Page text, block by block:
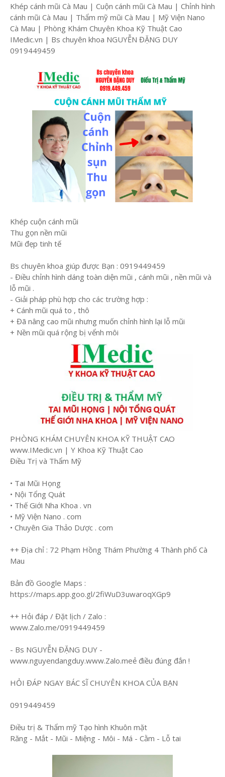
Khép cánh mũi Cà Mau | Cuộn cánh mũi Cà Mau | Chỉnh hình
cánh mũi Cà Mau | Thẩm mỹ mũi Cà Mau | Mỹ Viện Nano
Cà Mau | Phòng Khám Chuyên Khoa Kỹ Thuật Cao
IMedic.vn | Bs chuyên khoa NGUYỄN ĐẶNG DUY
0919449459
Khép cuộn cánh mũi
Thu gọn nền mũi
Mũi đẹp tinh tế
Bs chuyên khoa giúp được Bạn : 0919449459
- Điều chỉnh hình dáng toàn diện mũi , cánh mũi , nền mũi và
lỗ mũi .
- Giải pháp phù hợp cho các trường hợp :
+ Cánh mũi quá to , thô
+ Đã nâng cao mũi nhưng muốn chỉnh hình lại lỗ mũi
+ Nền mũi quá rộng bị vểnh môi
PHÒNG KHÁM CHUYÊN KHOA KỸ THUẬT CAO
www.IMedic.vn | Y Khoa Kỹ Thuật Cao
Điều Trị và Thẩm Mỹ
• Tai Mũi Họng
• Nội Tổng Quát
• Thế Giới Nha Khoa . vn
• Mỹ Viện Nano . com
• Chuyên Gia Thảo Dược . com
++ Địa chỉ : 72 Phạm Hồng Thám Phường 4 Thành phố Cà
Mau
Bản đồ Google Maps :
https://maps.app.goo.gl/2fiWuD3uwaroqXGp9
++ Hỏi đáp / Đặt lịch / Zalo :
www.Zalo.me/0919449459
- Bs NGUYỄN ĐẶNG DUY -
www.nguyendangduy.www.Zalo.meẻ điều đúng đắn !
HỎI ĐÁP NGAY BÁC SĨ CHUYÊN KHOA CỦA BẠN
0919449459
Điều trị & Thẩm mỹ Tạo hình Khuôn mặt
Răng - Mắt - Mũi - Miệng - Môi - Má - Cằm - Lỗ tai